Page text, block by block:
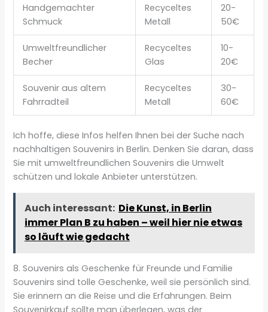
Handgemachter
Schmuck
Recyceltes
Metall
20-
50€
Umweltfreundlicher
Becher
Recyceltes
Glas
10-
20€
Souvenir aus altem
Fahrradteil
Recyceltes
Metall
30-
60€
Ich hoffe, diese Infos helfen Ihnen bei der Suche nach
nachhaltigen Souvenirs in Berlin. Denken Sie daran, dass
Sie mit umweltfreundlichen Souvenirs die Umwelt
schützen und lokale Anbieter unterstützen.
Auch interessant: Die Kunst, in Berlin
immer Plan B zu haben – weil hier nie etwas
so läuft wie gedacht
8. Souvenirs als Geschenke für Freunde und Familie
Souvenirs sind tolle Geschenke, weil sie persönlich sind.
Sie erinnern an die Reise und die Erfahrungen. Beim